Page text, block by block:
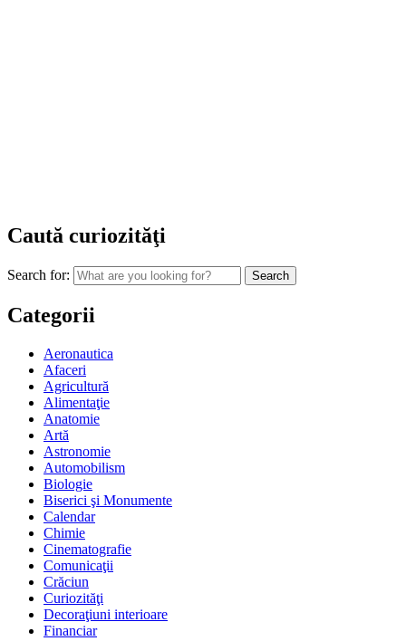
Caută curiozităţi
Search for:
Categorii
Aeronautica
Afaceri
Agricultură
Alimentaţie
Anatomie
Artă
Astronomie
Automobilism
Biologie
Biserici şi Monumente
Calendar
Chimie
Cinematografie
Comunicaţii
Crăciun
Curiozităţi
Decoraţiuni interioare
Financiar